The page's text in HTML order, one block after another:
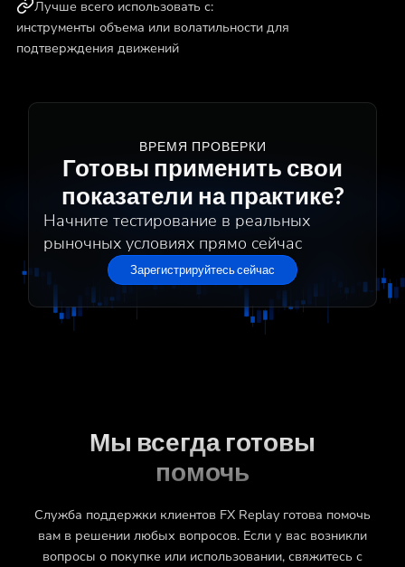
Лучше всего использовать с:
инструменты объема или волатильности для
подтверждения движений
ВРЕМЯ ПРОВЕРКИ
Готовы применить свои
показатели на практике?
Начните тестирование в реальных
рыночных условиях прямо сейчас
Зарегистрируйтесь сейчас
Мы всегда готовы
помочь
Служба поддержки клиентов FX Replay готова помочь
вам в решении любых вопросов. Если у вас возникли
вопросы о покупке или использовании, свяжитесь с